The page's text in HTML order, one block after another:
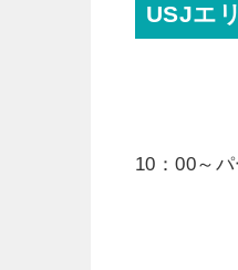
USJエ
10：00～